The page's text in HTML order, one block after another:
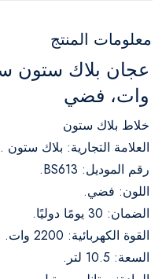
معلومات المنتج
وات، فضي
خلاط بلاك ستون
العلامة التجارية: بلاك ستون .
رقم الموديل: BS613.
اللون: فضي.
الضمان: 30 يومًا دوليًا.
القوة الكهربائية: 2200 وات.
السعة: 10.5 لتر.